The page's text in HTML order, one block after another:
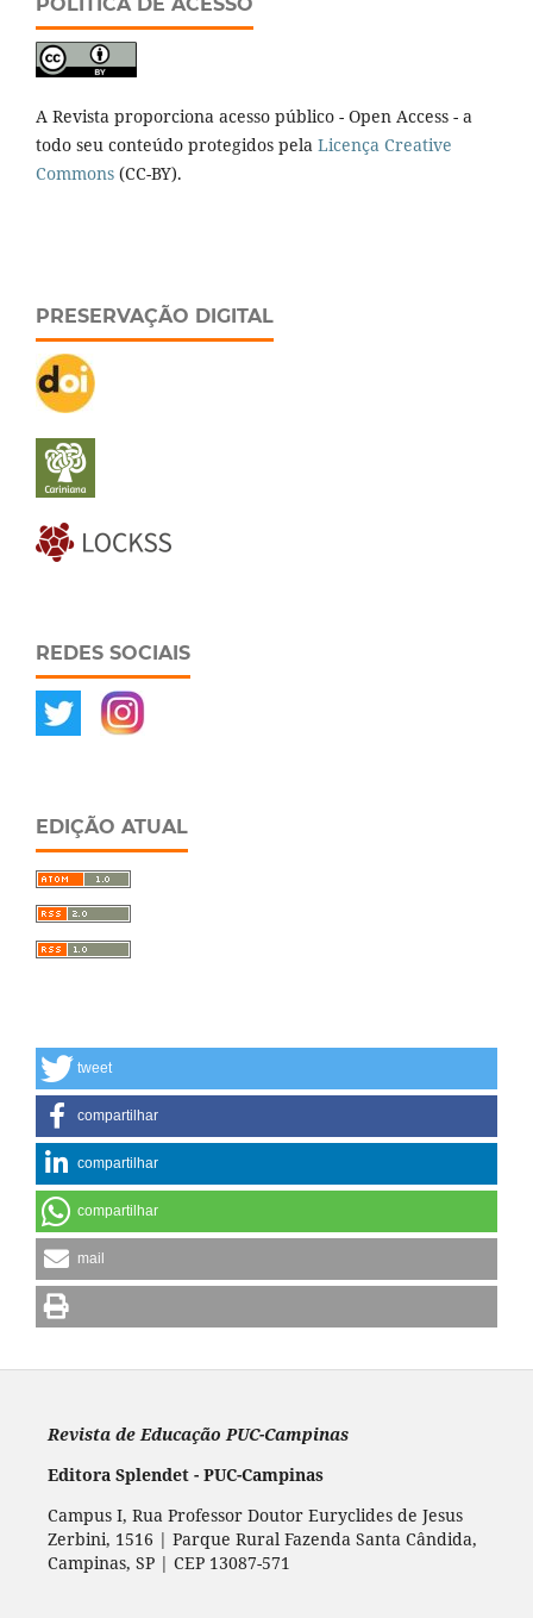
A Revista proporciona acesso público - Open Access - a
todo seu conteúdo protegidos pela Licença Creative
Commons (CC-BY).
PRESERVAÇÃO DIGITAL
REDES SOCIAIS
EDIÇÃO ATUAL
tweet
compartilhar
compartilhar
compartilhar
mail
Revista de Educação PUC-Campinas
Editora Splendet - PUC-Campinas
Campus I, Rua Professor Doutor Euryclides de Jesus
Zerbini, 1516 | Parque Rural Fazenda Santa Cândida,
Campinas, SP | CEP 13087-571